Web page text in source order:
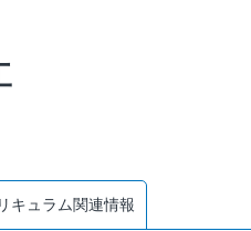
キュラム関連情報